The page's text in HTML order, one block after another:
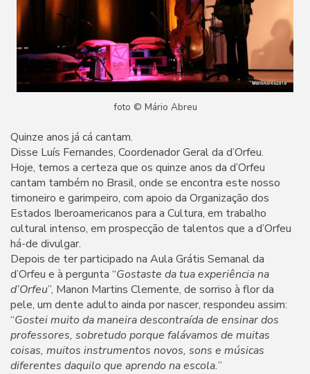
foto © Mário Abreu
Quinze anos já cá cantam.
Disse Luís Fernandes, Coordenador Geral da d’Orfeu.
Hoje, temos a certeza que os quinze anos da d’Orfeu
cantam também no Brasil, onde se encontra este nosso
timoneiro e garimpeiro, com apoio da Organização dos
Estados Iberoamericanos para a Cultura, em trabalho
cultural intenso, em prospecção de talentos que a d’Orfeu
há-de divulgar.
Depois de ter participado na Aula Grátis Semanal da
d’Orfeu e à pergunta “Gostaste da tua experiência na
d’Orfeu”, Manon Martins Clemente, de sorriso à flor da
pele, um dente adulto ainda por nascer, respondeu assim:
“Gostei muito da maneira descontraída de ensinar dos
professores, sobretudo porque falávamos de muitas
coisas, muitos instrumentos novos, sons e músicas
diferentes daquilo que aprendo na escola.”